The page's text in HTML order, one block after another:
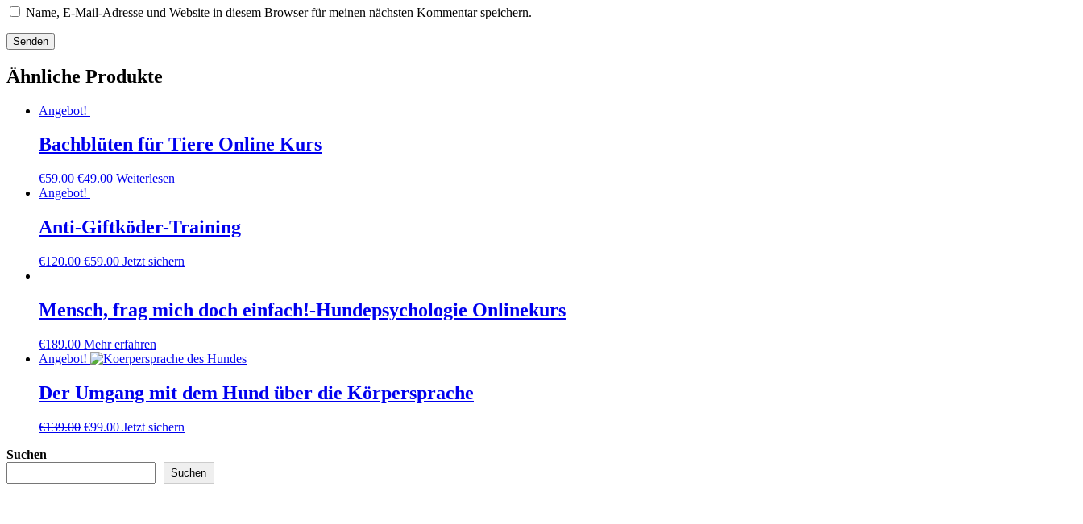
Name, E-Mail-Adresse und Website in diesem Browser für meinen nächsten Kommentar speichern.
Ähnliche Produkte
Angebot!
Bachblüten für Tiere Online Kurs
€59.00 Ursprünglicher
Preis
€59.00
€49.00Aktueller
€49.00.
Weiterlesen
Angebot!
Anti-Giftköder-Training
€120.00 Ursprünglicher
€120.00
€59.00Aktueller
€59.00.
Jetzt sichern
Mensch, frag mich doch einfach!-Hundepsychologie Onlinekurs
€189.00 Mehr erfahren
Angebot!
Der Umgang mit dem Hund über die Körpersprache
€139.00 Ursprünglicher
€99.00Aktueller
Jetzt sichern
Suchen
Suchen